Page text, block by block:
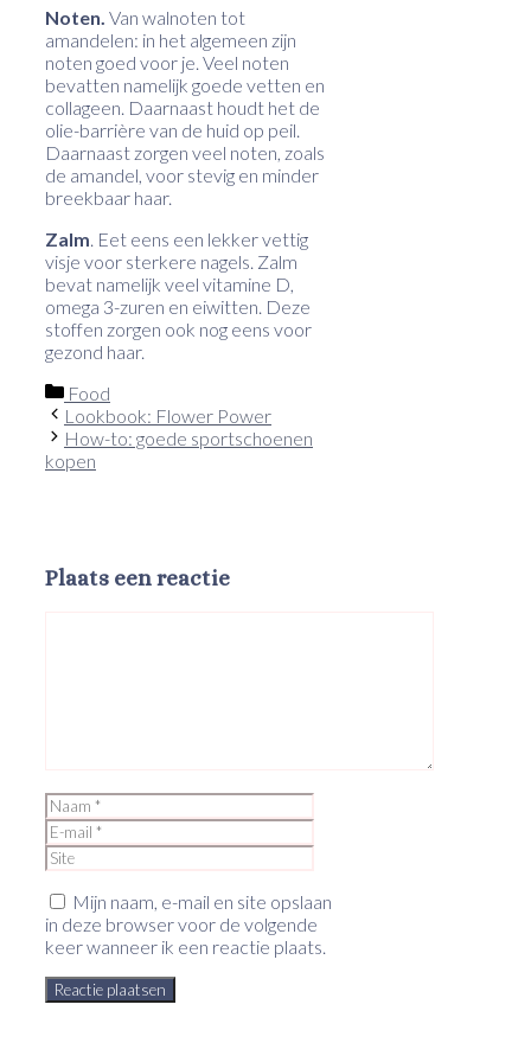
Noten. Van walnoten tot
amandelen: in het algemeen zijn
noten goed voor je. Veel noten
bevatten namelijk goede vetten en
collageen. Daarnaast houdt het de
olie-barrière van de huid op peil.
Daarnaast zorgen veel noten, zoals
de amandel, voor stevig en minder
breekbaar haar.
Zalm. Eet eens een lekker vettig
visje voor sterkere nagels. Zalm
bevat namelijk veel vitamine D,
omega 3-zuren en eiwitten. Deze
stoffen zorgen ook nog eens voor
gezond haar.
Categorieën
Food
Lookbook: Flower Power
How-to: goede sportschoenen
kopen
Plaats een reactie
Naam
mail
Mijn naam, e-mail en site opslaan
in deze browser voor de volgende
keer wanneer ik een reactie plaats.